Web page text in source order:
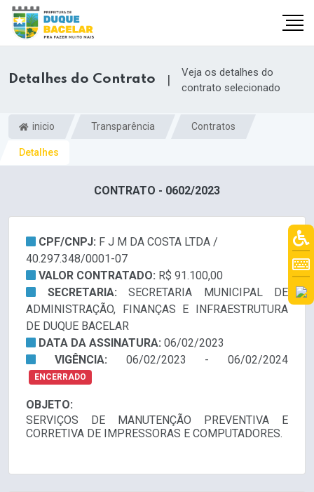
Detalhes do Contrato |
Veja os detalhes do
contrato selecionado
inicio Transparência Contratos
Detalhes
CONTRATO - 0602/2023
CPF/CNPJ: F J M DA COSTA LTDA /
40.297.348/0001-07
VALOR CONTRATADO: R$ 91.100,00
SECRETARIA: SECRETARIA MUNICIPAL DE
ADMINISTRAÇÃO, FINANÇAS E INFRAESTRUTURA
DE DUQUE BACELAR
DATA DA ASSINATURA: 06/02/2023
VIGÊNCIA: 06/02/2023 - 06/02/2024
ENCERRADO
OBJETO:
SERVIÇOS DE MANUTENÇÃO PREVENTIVA E
CORRETIVA DE IMPRESSORAS E COMPUTADORES.